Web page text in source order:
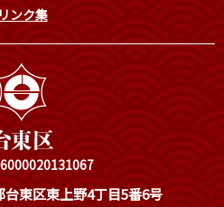
リンク集
台東区東上野4丁目5番6号